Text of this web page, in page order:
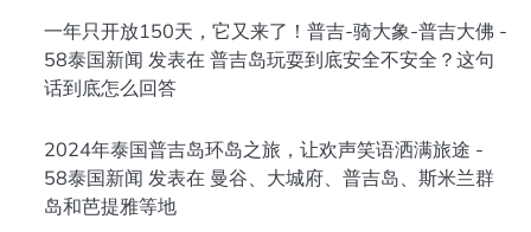
一年只开放150天，它又来了！普吉-骑大象-普吉大佛 -
58泰国新闻 发表在 普吉岛玩耍到底安全不安全？这句
话到底怎么回答
2024年泰国普吉岛环岛之旅，让欢声笑语洒满旅途 -
58泰国新闻 发表在 曼谷、大城府、普吉岛、斯米兰群
岛和芭提雅等地